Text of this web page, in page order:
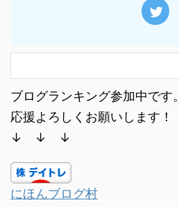
ブログランキング参加中です。
応援よろしくお願いします！
↓ ↓ ↓
にほんブログ村